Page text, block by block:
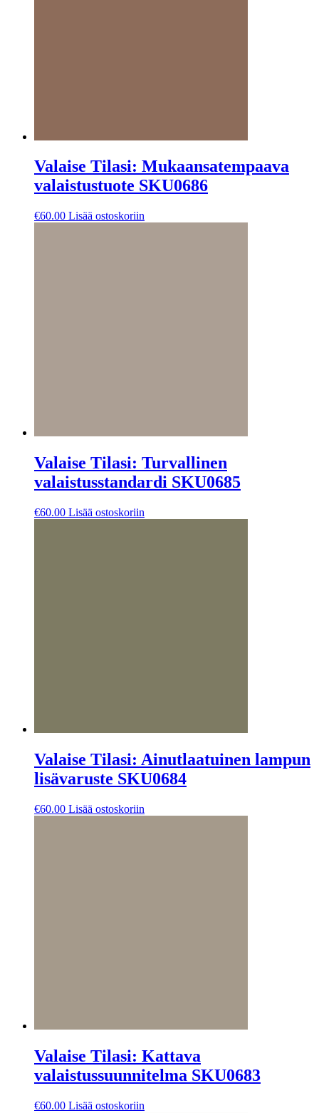
Valaise Tilasi: Mukaansatempaava
valaistustuote SKU0686
€60.00 Lisää ostoskoriin
Valaise Tilasi: Turvallinen
valaistusstandardi SKU0685
€60.00 Lisää ostoskoriin
Valaise Tilasi: Ainutlaatuinen lampun
lisävaruste SKU0684
€60.00 Lisää ostoskoriin
Valaise Tilasi: Kattava
valaistussuunnitelma SKU0683
€60.00 Lisää ostoskoriin